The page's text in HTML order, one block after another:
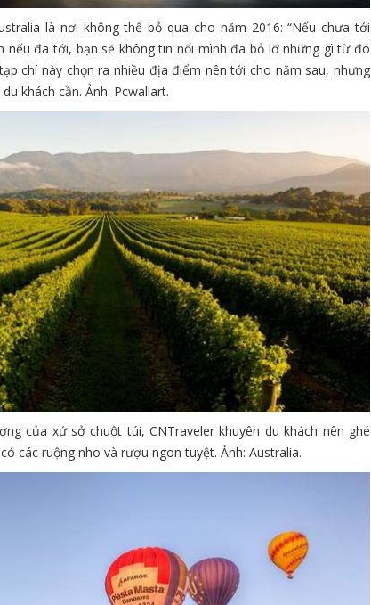
là nơi không thể bỏ qua cho năm 2016: “Nếu chưa tới
nếu đã tới, bạn sẽ không tin nổi mình đã bỏ lỡ những gì từ đó
chí này chọn ra nhiều địa điểm nên tới cho năm sau, nhưng
khách cần. Ảnh: Pcwallart.
của xứ sở chuột túi, CNTraveler khuyên du khách nên ghé
các ruộng nho và rượu ngon tuyệt. Ảnh: Australia.